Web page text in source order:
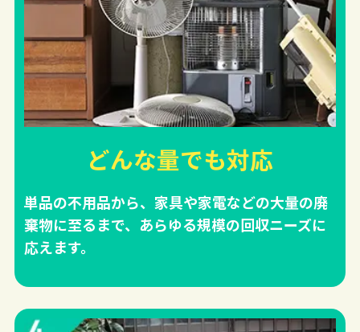
どんな量でも対応
単品の不用品から、家具や家電などの大量の廃
棄物に至るまで、あらゆる規模の回収ニーズに
応えます。